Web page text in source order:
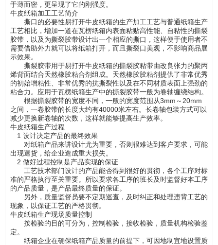
于薄而密，更呈现了它的刚强度。
牛皮纸箱加工工艺简介
撕口的必要性易打开牛皮纸箱的生产加工工艺与普通纸箱生产
工艺相比，增加一道在瓦楞纸箱内表面粘贴高性能、自粘性的撕裂
胶带，以及为撕裂胶带设计出一个相应的撕口，这样便于使用者不
需要借助外力就可以将纸箱打开，而且撕裂口美观，不影响商品展
示效果。
撕裂胶带用于易打开牛皮纸箱的撕裂胶粘带由改良张力的聚丙
烯背面结合天然橡胶粘合剂组成。天然橡胶胶粘剂提供了非常优秀
的初始增粘性、非常优秀的抗撕裂性以及在不同材质表面上强劲的
粘合力。应用于瓦楞纸箱生产中的撕裂胶带一般为卷轴缠绕结构。
根据撕裂胶带的宽度不同，一般的宽度范围从3mm～20mm
之间，一卷胶带的长度大约有40000米左右。长卷轴包装方式可以
减少更换新卷轴的次数，这样就能够提高生产效率。
牛皮纸箱生产过程
1 设计决定产品的最终效果
对纸箱产品来讲设计尤为重要，否则很难达到客户要求，可能
出现退货，给企业造成重大损失。
2 做好过程控制是产品实现的保证
工艺技术部门设计的产品能否得到很好的贯彻，各个工序对标
准的严格执行至关重要。所以要求各工序的班长及时监督好本工序
的产品质量，是产品最终质量的保证。
另外，质量监督员要不定期巡查，及时纠正和处理违背工艺的
现象，以保证工艺的严格贯彻。
牛皮纸箱生产现场质量控制
按检验的目的可分为，控制检验，接收检验，质量机构检验鉴
定。
纸箱企业在确保纸箱产品质量的前提下，可因地制宜地设置质